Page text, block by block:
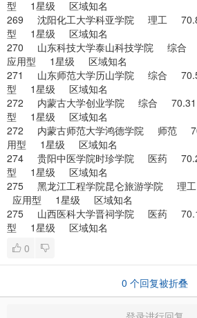
型 1星级 区域知名
269 沈阳化工大学科亚学院 理工
型 1星级 区域知名
270 山东科技大学泰山科技学院
应用型 1星级 区域知名
271 山东师范大学历山学院 综合
型 1星级 区域知名
272 内蒙古大学创业学院 综合
型 1星级 区域知名
272 内蒙古师范大学鸿德学院 师
用型 1星级 区域知名
274 贵阳中医学院时珍学院 医药
型 1星级 区域知名
275 黑龙江工程学院昆仑旅游学院
应用型 1星级 区域知名
275 山西医科大学晋祠学院 医药
型 1星级 区域知名
0
0 个回复被折叠